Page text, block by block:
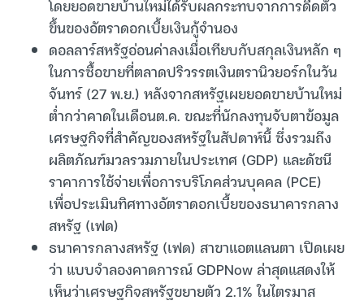
โดยยอดขายบ้านใหม่ได้รับผลกระทบจากการดีดตัว
ขึ้นของอัตราดอกเบี้ยเงินกู้จำนอง
ดอลลาร์สหรัฐอ่อนค่าลงเมื่อเทียบกับสกุลเงินหลัก ๆ
ในการซื้อขายที่ตลาดปริวรรตเงินตรานิวยอร์กในวัน
จันทร์ (27 พ.ย.) หลังจากสหรัฐเผยยอดขายบ้านใหม่
ต่ำกว่าคาดในเดือนต.ค. ขณะที่นักลงทุนจับตาข้อมูล
เศรษฐกิจที่สำคัญของสหรัฐในสัปดาห์นี้ ซึ่งรวมถึง
ผลิตภัณฑ์มวลรวมภายในประเทศ (GDP) และดัชนี
ราคาการใช้จ่ายเพื่อการบริโภคส่วนบุคคล (PCE)
เพื่อประเมินทิศทางอัตราดอกเบี้ยของธนาคารกลาง
สหรัฐ (เฟด)
ธนาคารกลางสหรัฐ (เฟด) สาขาแอตแลนตา เปิดเผย
ว่า แบบจำลองคาดการณ์ GDPNow ล่าสุดแสดงให้
เห็นว่าเศรษฐกิจสหรัฐขยายตัว 2.1% ในไตรมาส